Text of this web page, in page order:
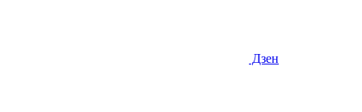
Дзен